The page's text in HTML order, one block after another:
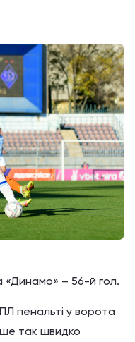
«Динамо» – 56-й гол.
пенальті у ворота
так швидко